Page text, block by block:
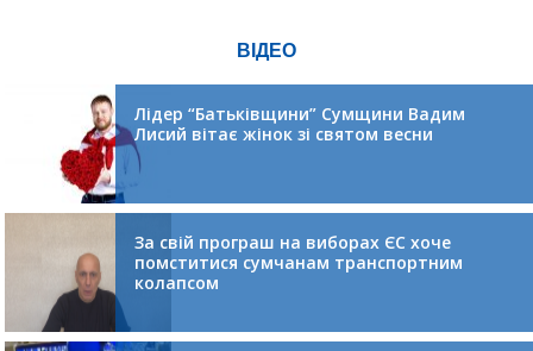
ВІДЕО
Лідер “Батьківщини” Сумщини Вадим
Лисий вітає жінок зі святом весни
За свій програш на виборах ЄС хоче
помститися сумчанам транспортним
колапсом